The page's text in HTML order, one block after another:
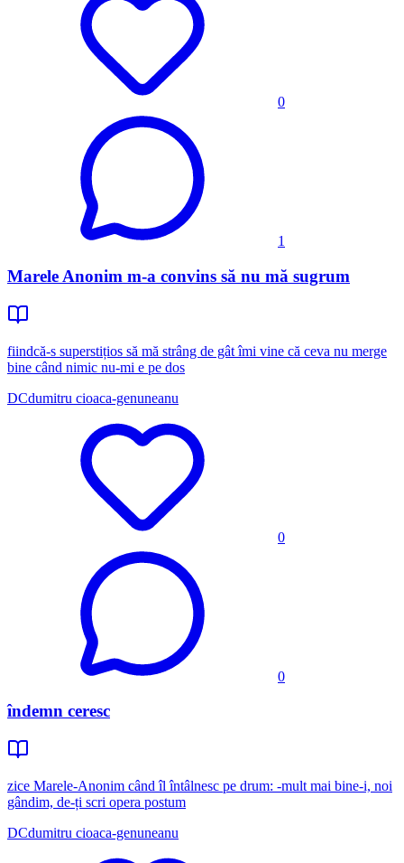
0
1
Marele Anonim m-a convins să nu mă sugrum
fiindcă-s superstițios să mă strâng de gât îmi vine că ceva nu merge
bine când nimic nu-mi e pe dos
DCdumitru cioaca-genuneanu
0
0
îndemn ceresc
zice Marele-Anonim când îl întâlnesc pe drum: -mult mai bine-i, noi
gândim, de-ți scri opera postum
DCdumitru cioaca-genuneanu